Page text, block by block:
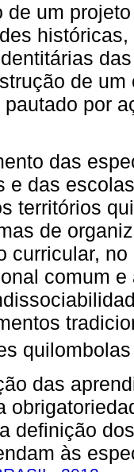
de um
de
por
das
e das
territórios
de
curricular,
comum
das
definição
às